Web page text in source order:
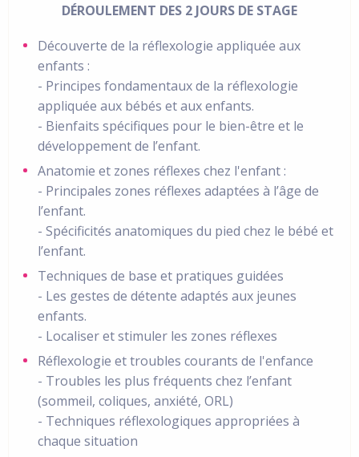
DÉROULEMENT DES 2 JOURS DE STAGE
Découverte de la réflexologie appliquée aux
enfants :
- Principes fondamentaux de la réflexologie
appliquée aux bébés et aux enfants.
- Bienfaits spécifiques pour le bien-être et le
développement de l’enfant.
Anatomie et zones réflexes chez l'enfant :
- Principales zones réflexes adaptées à l’âge de
l’enfant.
- Spécificités anatomiques du pied chez le bébé et
l’enfant.
Techniques de base et pratiques guidées
- Les gestes de détente adaptés aux jeunes
enfants.
- Localiser et stimuler les zones réflexes
Réflexologie et troubles courants de l'enfance
- Troubles les plus fréquents chez l’enfant
(sommeil, coliques, anxiété, ORL)
- Techniques réflexologiques appropriées à
chaque situation